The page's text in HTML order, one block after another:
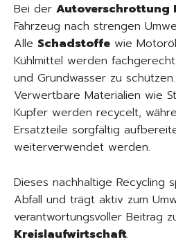
Bei der Autoverschrottung
Fahrzeug nach strengen
Alle Schadstoffe wie
Kühlmittel werden
und Grundwasser zu schützen.
Verwertbare Materialien wie
Kupfer werden recycelt,
Ersatzteile sorgfältig
weiterverwendet werden.
Dieses nachhaltige Recycling
Abfall und trägt aktiv zum
verantwortungsvoller Beitrag
Kreislaufwirtschaft.